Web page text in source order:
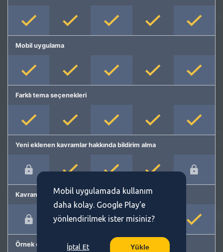
Mobil uygulama
Farklı tema seçenekleri
Yeni eklenen kavramlar hakkında bildirim alma
Kavram önerme
Örnek cümleler
Mobil uygulamada kullanım
daha kolay. Google Play'e
yönlendirilmek ister misiniz?
İptal Et Yükle